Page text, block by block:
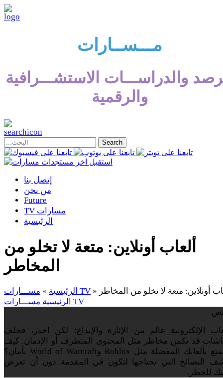
مـــســارات
والدراســـات الاستشـــرافية
والرقمية
إتصل بنا
من نحن
Future
TV مسارات
الرئيسية
ألعاب أونلاين: متعة لا تخلو من
المخاطر
الرئيسية » مســـارات TV » أونلاين: متعة لا تخلو من المخاطر
الرئيسية مســـارات TV
الإلكترونية عالم من الإثارة والإبداع! لكن احذر، فخلف
قد تكمن مخاطر مثل المحتوى المتطرف أو الإدمان. كيف
تستمتع بألعابك المفضلة مثل Roblox وWorld of Warcraft بأمان؟
النصائح التي تحتاجها لتكون في المقدمة دون أن تعرض
للخطر.